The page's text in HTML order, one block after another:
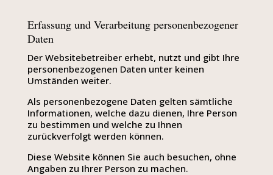
Erfassung und Verarbeitung personenbezogener
Daten
Der Websitebetreiber erhebt, nutzt und gibt Ihre
personenbezogenen Daten unter keinen
Umständen weiter.
Als personenbezogene Daten gelten sämtliche
Informationen, welche dazu dienen, Ihre Person
zu bestimmen und welche zu Ihnen
zurückverfolgt werden können.
Diese Website können Sie auch besuchen, ohne
Angaben zu Ihrer Person zu machen.